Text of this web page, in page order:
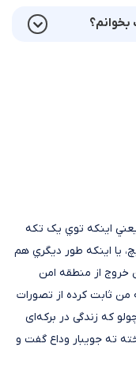
بخوانم؟
اينکه توي يک تکه
يا اينکه طور ديگري هم
خروج از منطقه امن
من ثابت کرده از تصورات
که زندگی در برکه‌ای
ته جویبار وداع گفت و